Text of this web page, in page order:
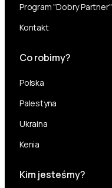
Program "Dobry Partner"
Kontakt
Co robimy?
Polska
Palestyna
Ukraina
Kenia
Kim jesteśmy?